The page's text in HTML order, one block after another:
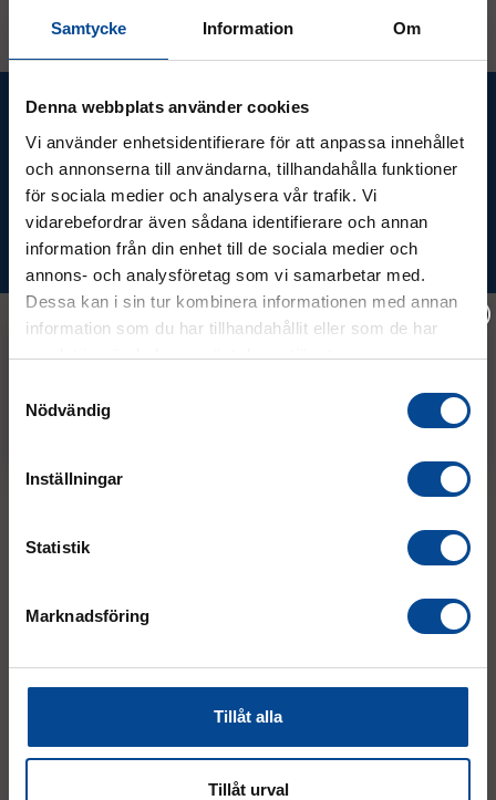
Samtycke Information Om
Denna webbplats använder cookies
Vi använder enhetsidentifierare för att anpassa innehållet
och annonserna till användarna, tillhandahålla funktioner
för sociala medier och analysera vår trafik. Vi
vidarebefordrar även sådana identifierare och annan
information från din enhet till de sociala medier och
annons- och analysföretag som vi samarbetar med.
Dessa kan i sin tur kombinera informationen med annan
information som du har tillhandahållit eller som de har
samlat in när du har använt deras tjänster.
Nödvändig
Inställningar
Statistik
Marknadsföring
Tillåt alla
Tillåt urval
Ta del av våra bästa erbjudanden &
nyheter!
Prenumerera
support@micrologistic.com
Tumstocksvägen 11 A (
187 66 Täby
Mån–Tor:
AVVIKANDE ÖPPETTIDER